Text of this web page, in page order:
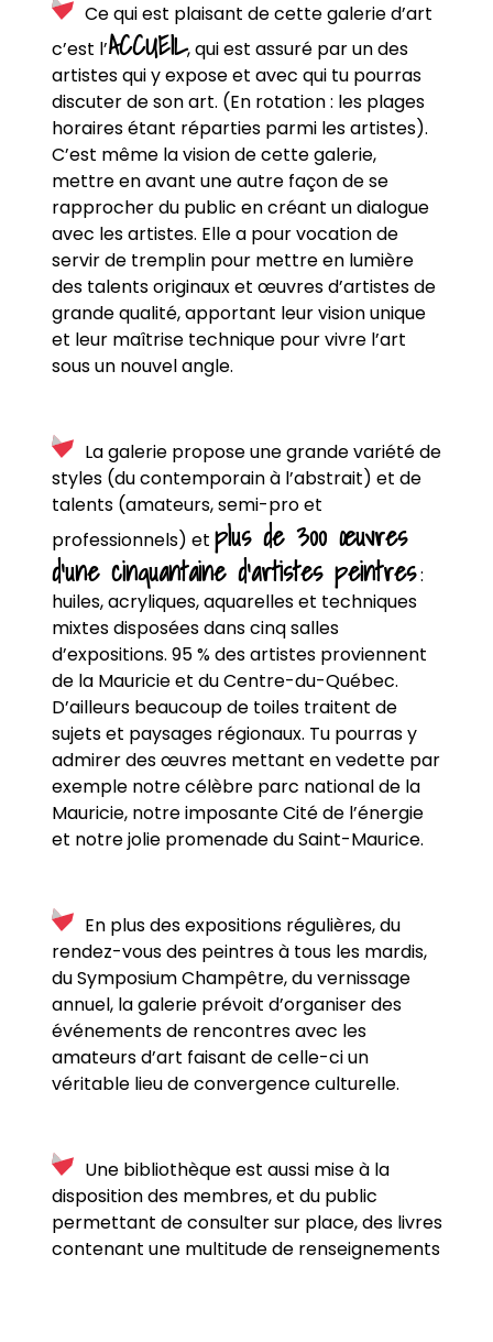
Ce qui est plaisant de cette galerie d’art
c’est l’ACCUEIL, qui est assuré par un des
artistes qui y expose et avec qui tu pourras
discuter de son art. (En rotation : les plages
horaires étant réparties parmi les artistes).
C’est même la vision de cette galerie,
mettre en avant une autre façon de se
rapprocher du public en créant un dialogue
avec les artistes. Elle a pour vocation de
servir de tremplin pour mettre en lumière
des talents originaux et œuvres d’artistes de
grande qualité, apportant leur vision unique
et leur maîtrise technique pour vivre l’art
sous un nouvel angle.
La galerie propose une grande variété de
styles (du contemporain à l’abstrait) et de
talents (amateurs, semi-pro et
professionnels) et plus de 300 œuvres
d’une cinquantaine d’artistes peintres:
huiles, acryliques, aquarelles et techniques
mixtes disposées dans cinq salles
d’expositions. 95 % des artistes proviennent
de la Mauricie et du Centre-du-Québec.
D’ailleurs beaucoup de toiles traitent de
sujets et paysages régionaux. Tu pourras y
admirer des œuvres mettant en vedette par
exemple notre célèbre parc national de la
Mauricie, notre imposante Cité de l’énergie
et notre jolie promenade du Saint-Maurice.
En plus des expositions régulières, du
rendez-vous des peintres à tous les mardis,
du Symposium Champêtre, du vernissage
annuel, la galerie prévoit d’organiser des
événements de rencontres avec les
amateurs d’art faisant de celle-ci un
véritable lieu de convergence culturelle.
Une bibliothèque est aussi mise à la
disposition des membres, et du public
permettant de consulter sur place, des livres
contenant une multitude de renseignements